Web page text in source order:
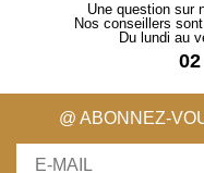
Une question sur
Nos conseillers
Du lundi au
@ ABONNEZ-